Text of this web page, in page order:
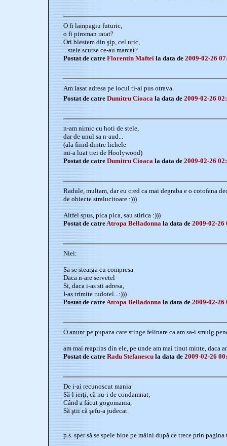
O fi lampagiu futuric,
o fi piroman ratat?
Ori blestem din şip, cel uric,
...stele scurse ce-au marcat?
Postat de catre Florentin Maftei la data de 2009-02-26
Am lasat adresa pe locul ti-ai pus otrava.
Postat de catre Dumitru Cioaca la data de 2009-02-26
n-am nimic cu hoti de stele,
dar de unul sa n-aud...
(ala fiind dintre lichele
mi-a luat trei de Hoolywood)
Postat de catre Dumitru Cioaca la data de 2009-02-26
Radule, multam, dar eu cred ca mai degraba e o cotofana
de obiecte stralucitoare :)))
Altfel spus, pica pica, sau stirica :)))
Postat de catreAtropa Belladonna la data de 2009-02-26
Niei:
Sa se stearga cu compresa
Daca n-are servetel
Si, daca i-as sti adresa,
I-as trimite rudotel...:)))
Postat de catreAtropa Belladonna la data de 2009-02-26
O anunt pe pupaza care stinge felinare ca am sa-i smulg
am mai reaprins din ele, pe unde am mai tinut minte, daca
Postat de catre Radu Stefanescu la data de 2009-02-26
De i-ai recunoscut mania
Să-l ierţi, că nu-i de condamnat;
Când a făcut gogomania,
Să ştii că şefu-a judecat.
p.s. sper să se spele bine pe mâini după ce trece prin pagina